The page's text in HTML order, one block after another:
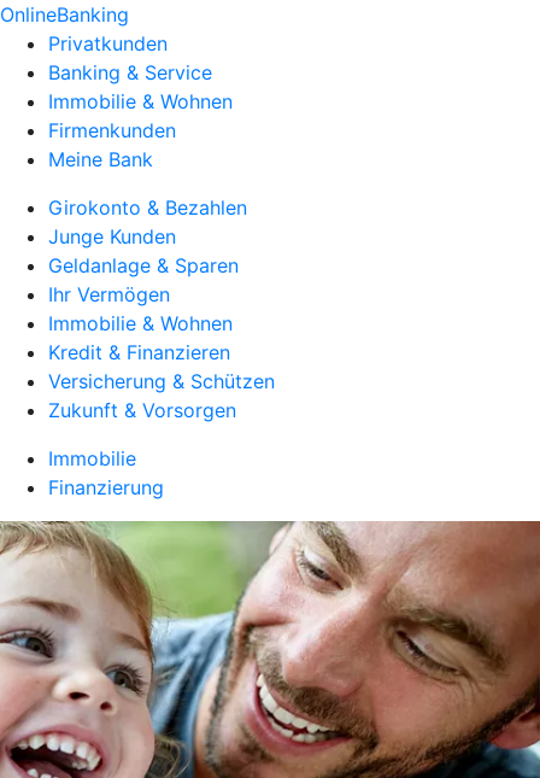
OnlineBanking
Privatkunden
Banking & Service
Immobilie & Wohnen
Firmenkunden
Meine Bank
Girokonto & Bezahlen
Junge Kunden
Geldanlage & Sparen
Ihr Vermögen
Immobilie & Wohnen
Kredit & Finanzieren
Versicherung & Schützen
Zukunft & Vorsorgen
Immobilie
Finanzierung